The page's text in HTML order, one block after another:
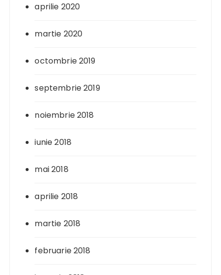
aprilie 2020
martie 2020
octombrie 2019
septembrie 2019
noiembrie 2018
iunie 2018
mai 2018
aprilie 2018
martie 2018
februarie 2018